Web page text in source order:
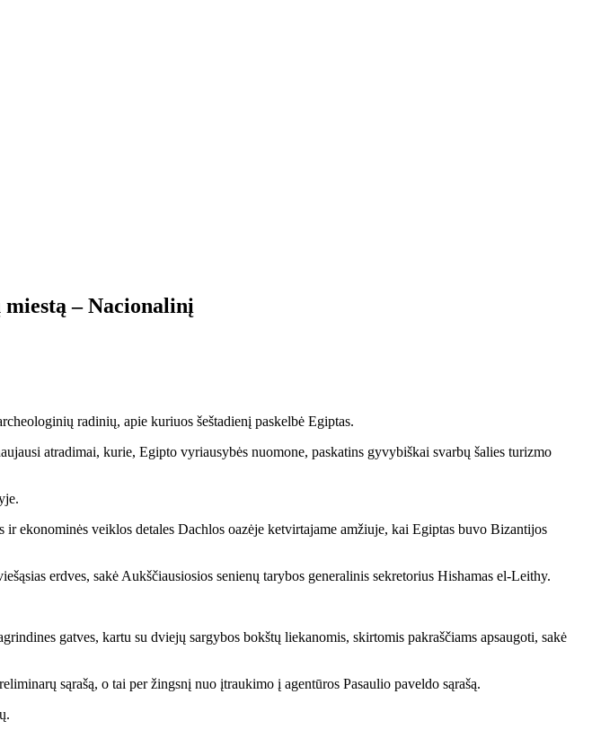
– Nacionalinį
radinių, apie kuriuos šeštadienį paskelbė Egiptas.
atradimai, kurie, Egipto vyriausybės nuomone, paskatins gyvybiškai svarbų šalies turizmo
ekonominės veiklos detales Dachlos oazėje ketvirtajame amžiuje, kai Egiptas buvo Bizantijos
erdves, sakė Aukščiausiosios senienų tarybos generalinis sekretorius Hishamas el-Leithy.
gatves, kartu su dviejų sargybos bokštų liekanomis, skirtomis pakraščiams apsaugoti, sakė
sąrašą, o tai per žingsnį nuo įtraukimo į agentūros Pasaulio paveldo sąrašą.